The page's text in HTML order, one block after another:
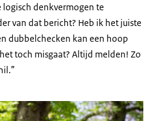
logisch denkvermogen te
van dat bericht? Heb ik het juiste
dubbelchecken kan een hoop
toch misgaat? Altijd melden! Zo
staan in de Koekamp, een